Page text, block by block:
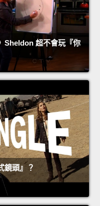
Sheldon 超不會玩『你
鏡頭』？